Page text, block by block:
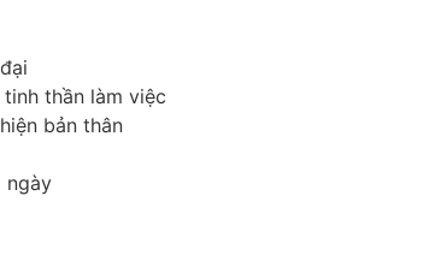
thần làm việc
bản thân
ngày